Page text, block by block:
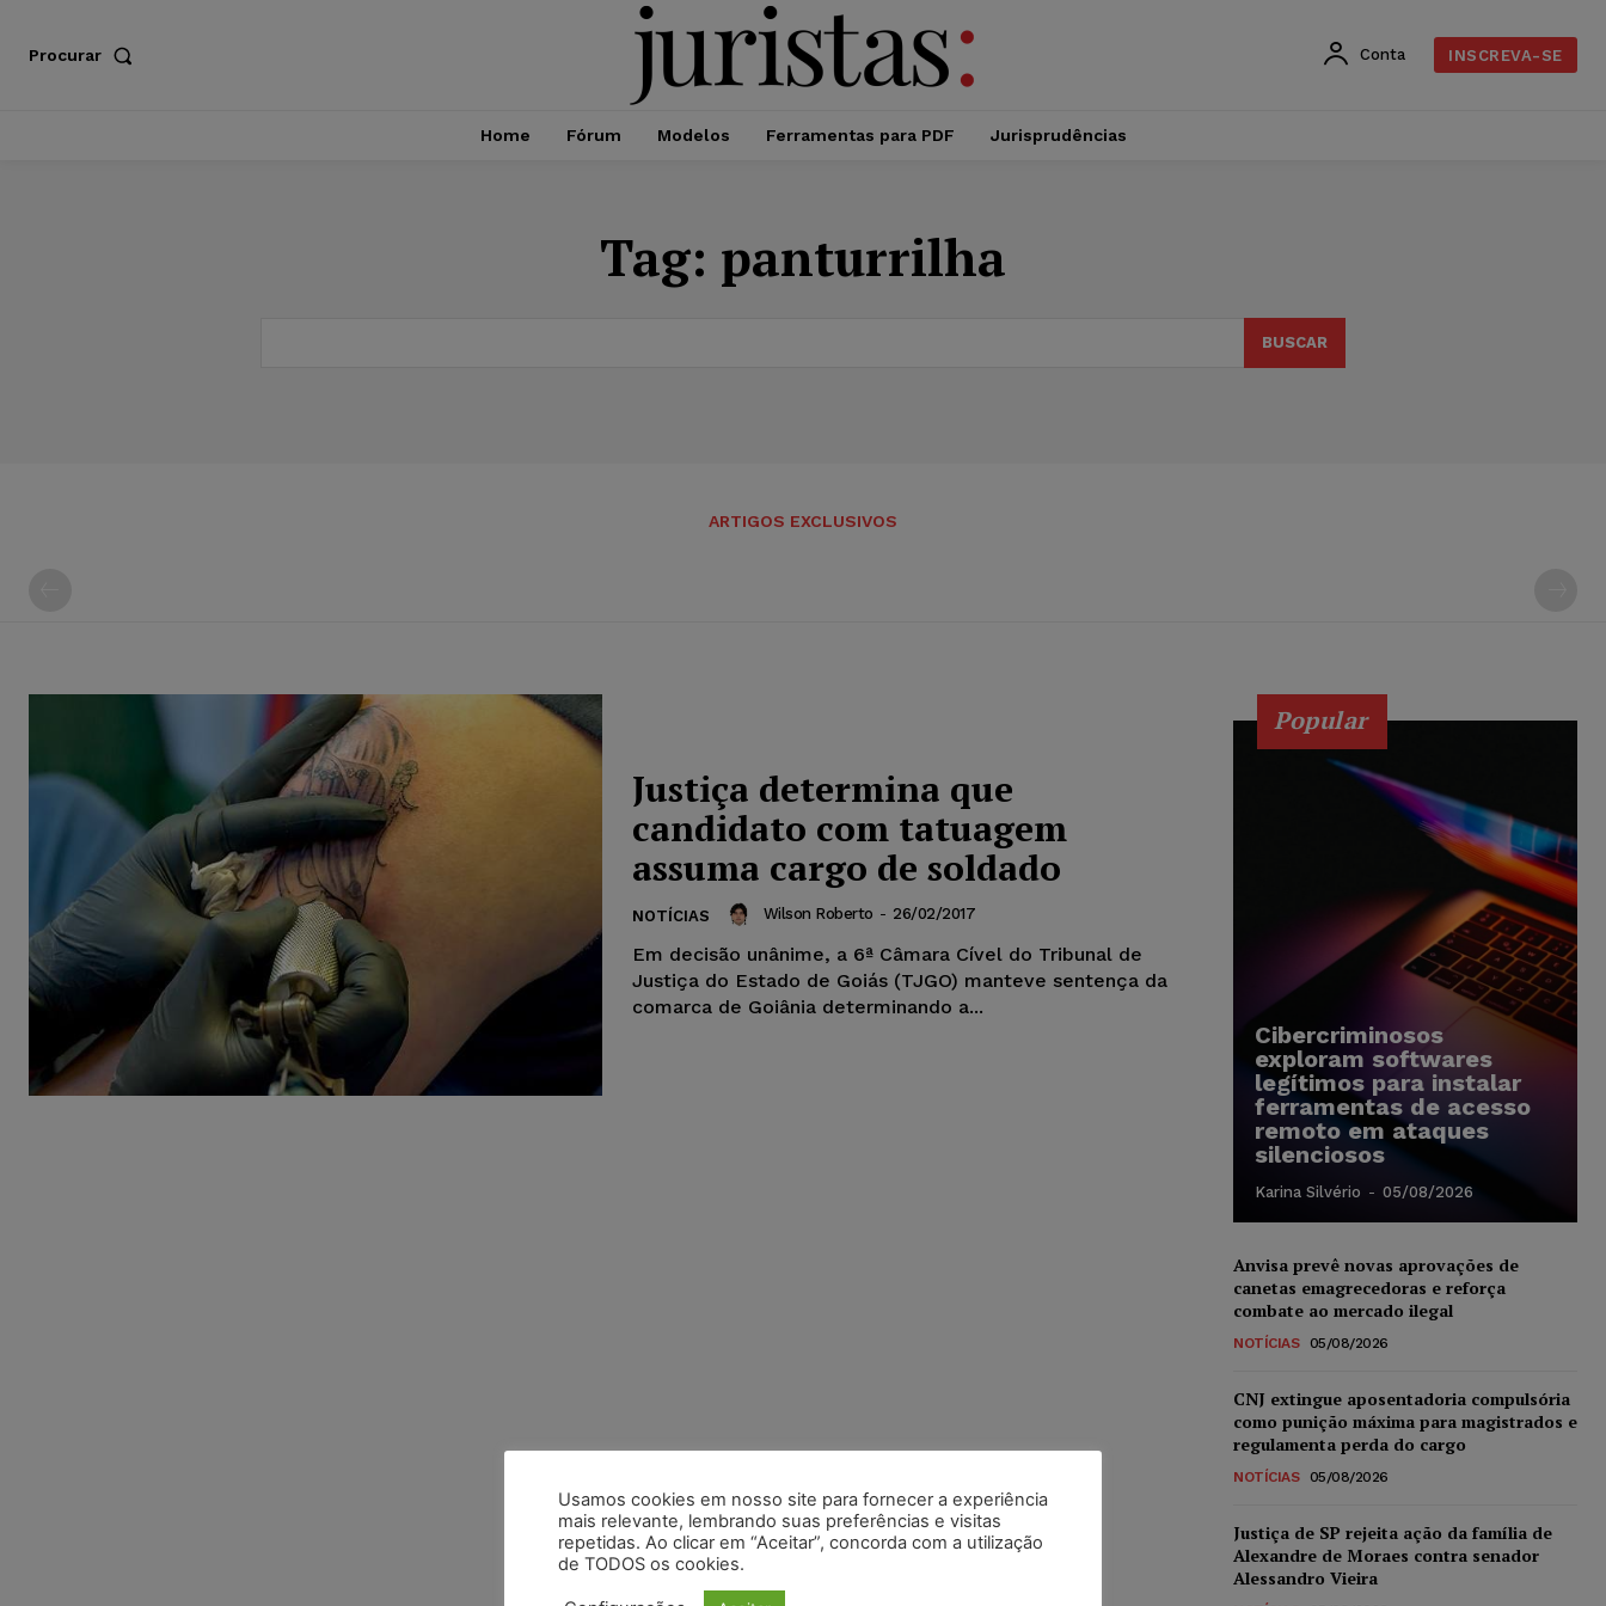
Procurar Conta INSCREVA-SE
Home Fórum Modelos Ferramentas para PDF Jurisprudências
Tag: panturrilha
BUSCAR
ARTIGOS EXCLUSIVOS
Justiça determina que
candidato com tatuagem
assuma cargo de soldado
NOTÍCIAS Wilson Roberto - 26/02/2017
Em decisão unânime, a 6ª Câmara Cível do Tribunal de
Justiça do Estado de Goiás (TJGO) manteve sentença da
comarca de Goiânia determinando a...
Popular
Cibercriminosos
exploram softwares
legítimos para instalar
ferramentas de acesso
remoto em ataques
silenciosos
Karina Silvério - 05/08/2026
Anvisa prevê novas aprovações de
canetas emagrecedoras e reforça
combate ao mercado ilegal
NOTÍCIAS 05/08/2026
CNJ extingue aposentadoria compulsória
como punição máxima para magistrados e
regulamenta perda do cargo
NOTÍCIAS 05/08/2026
Justiça de SP rejeita ação da família de
Alexandre de Moraes contra senador
Alessandro Vieira
Usamos cookies em nosso site para fornecer a experiência
mais relevante, lembrando suas preferências e visitas
repetidas. Ao clicar em “Aceitar”, concorda com a utilização
de TODOS os cookies.